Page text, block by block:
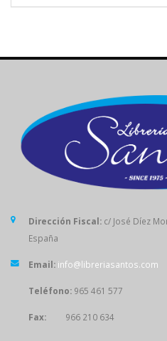
Dirección Fiscal: c/ José Díez
España
Email: info@libreriasantos.com
Teléfono: 965 461 577
Fax: 966 210 634